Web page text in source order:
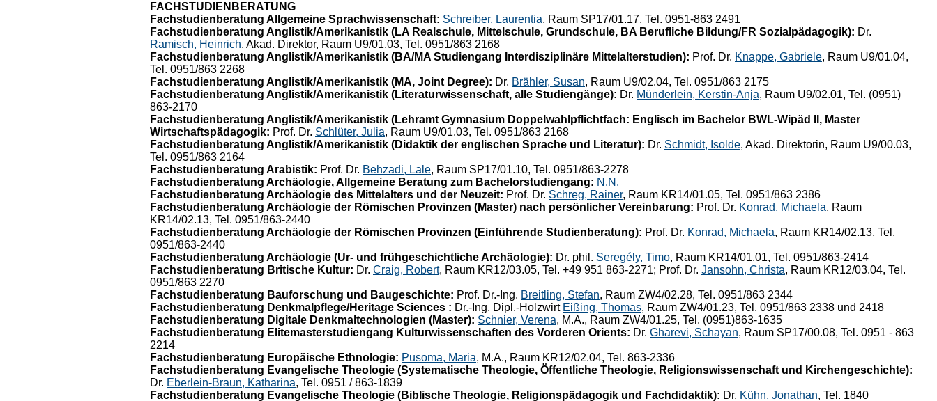
FACHSTUDIENBERATUNG
Fachstudienberatung Allgemeine Sprachwissenschaft: Schreiber, Laurentia, Raum SP17/01.17, Tel. 0951-863 2491
Fachstudienberatung Anglistik/Amerikanistik (LA Realschule, Mittelschule, Grundschule, BA Berufliche Bildung/FR Sozialpädagogik): Dr.
Ramisch, Heinrich, Akad. Direktor, Raum U9/01.03, Tel. 0951/863 2168
Fachstudienberatung Anglistik/Amerikanistik (BA/MA Studiengang Interdisziplinäre Mittelalterstudien): Prof. Dr. Knappe, Gabriele, Raum U9/01.04,
Tel. 0951/863 2268
Fachstudienberatung Anglistik/Amerikanistik (MA, Joint Degree): Dr. Brähler, Susan, Raum U9/02.04, Tel. 0951/863 2175
Fachstudienberatung Anglistik/Amerikanistik (Literaturwissenschaft, alle Studiengänge): Dr. Münderlein, Kerstin-Anja, Raum U9/02.01, Tel. (0951)
863-2170
Fachstudienberatung Anglistik/Amerikanistik (Lehramt Gymnasium Doppelwahlpflichtfach: Englisch im Bachelor BWL-Wipäd II, Master
Wirtschaftspädagogik: Prof. Dr. Schlüter, Julia, Raum U9/01.03, Tel. 0951/863 2168
Fachstudienberatung Anglistik/Amerikanistik (Didaktik der englischen Sprache und Literatur): Dr. Schmidt, Isolde, Akad. Direktorin, Raum U9/00.03,
Tel. 0951/863 2164
Fachstudienberatung Arabistik: Prof. Dr. Behzadi, Lale, Raum SP17/01.10, Tel. 0951/863-2278
Fachstudienberatung Archäologie, Allgemeine Beratung zum Bachelorstudiengang: N.N.
Fachstudienberatung Archäologie des Mittelalters und der Neuzeit: Prof. Dr. Schreg, Rainer, Raum KR14/01.05, Tel. 0951/863 2386
Fachstudienberatung Archäologie der Römischen Provinzen (Master) nach persönlicher Vereinbarung: Prof. Dr. Konrad, Michaela, Raum
KR14/02.13, Tel. 0951/863-2440
Fachstudienberatung Archäologie der Römischen Provinzen (Einführende Studienberatung): Prof. Dr. Konrad, Michaela, Raum KR14/02.13, Tel.
0951/863-2440
Fachstudienberatung Archäologie (Ur- und frühgeschichtliche Archäologie): Dr. phil. Seregély, Timo, Raum KR14/01.01, Tel. 0951/863-2414
Fachstudienberatung Britische Kultur: Dr. Craig, Robert, Raum KR12/03.05, Tel. +49 951 863-2271; Prof. Dr. Jansohn, Christa, Raum KR12/03.04, Tel.
0951/863 2270
Fachstudienberatung Bauforschung und Baugeschichte: Prof. Dr.-Ing. Breitling, Stefan, Raum ZW4/02.28, Tel. 0951/863 2344
Fachstudienberatung Denkmalpflege/Heritage Sciences : Dr.-Ing. Dipl.-Holzwirt Eißing, Thomas, Raum ZW4/01.23, Tel. 0951/863 2338 und 2418
Fachstudienberatung Digitale Denkmaltechnologien (Master): Schnier, Verena, M.A., Raum ZW4/01.25, Tel. (0951)863-1635
Fachstudienberatung Elitemasterstudiengang Kulturwissenschaften des Vorderen Orients: Dr. Gharevi, Schayan, Raum SP17/00.08, Tel. 0951 - 863
2214
Fachstudienberatung Europäische Ethnologie: Pusoma, Maria, M.A., Raum KR12/02.04, Tel. 863-2336
Fachstudienberatung Evangelische Theologie (Systematische Theologie, Öffentliche Theologie, Religionswissenschaft und Kirchengeschichte):
Dr. Eberlein-Braun, Katharina, Tel. 0951 / 863-1839
Fachstudienberatung Evangelische Theologie (Biblische Theologie, Religionspädagogik und Fachdidaktik): Dr. Kühn, Jonathan, Tel. 1840